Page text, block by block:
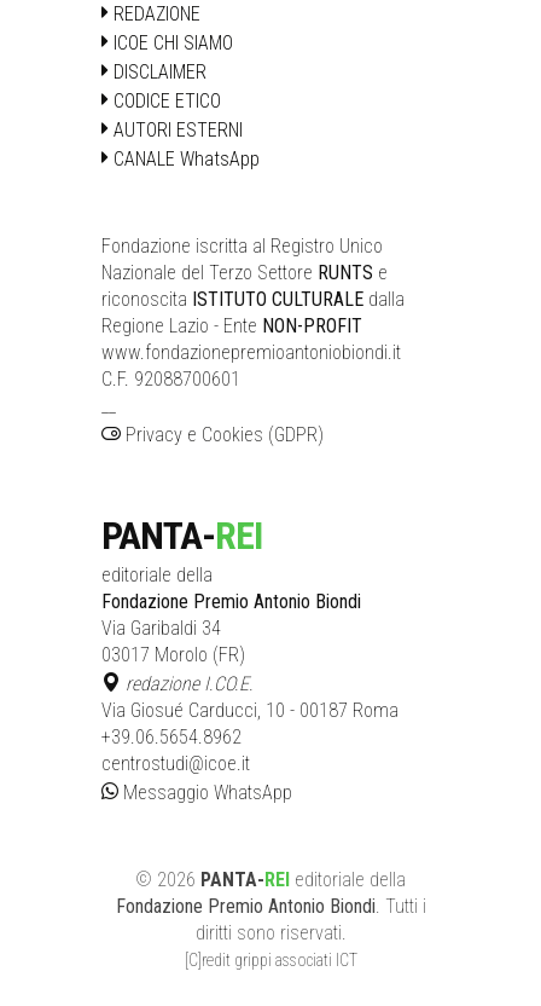
REDAZIONE
ICOE CHI SIAMO
DISCLAIMER
CODICE ETICO
AUTORI ESTERNI
CANALE WhatsApp
Fondazione iscritta al Registro Unico
Nazionale del Terzo Settore RUNTS e
riconoscita ISTITUTO CULTURALE dalla
Regione Lazio - Ente NON-PROFIT
www.fondazionepremioantoniobiondi.it
C.F. 92088700601
Privacy e Cookies (GDPR)
PANTA-REI
editoriale della
Fondazione Premio Antonio Biondi
Via Garibaldi 34
03017 Morolo (FR)
redazione I.CO.E.
Via Giosué Carducci, 10 - 00187 Roma
+39.06.5654.8962
centrostudi@icoe.it
Messaggio WhatsApp
© 2026 PANTA-REI editoriale della
Fondazione Premio Antonio Biondi . Tutti i
diritti sono riservati.
[C]redit grippi associati ICT